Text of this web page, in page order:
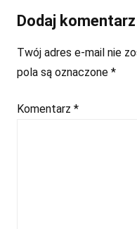
Dodaj komentarz
Twój adres e-mail nie
pola są oznaczone *
Komentarz *